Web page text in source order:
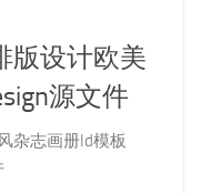
版设计欧美
源文件
杂志画册Id模板